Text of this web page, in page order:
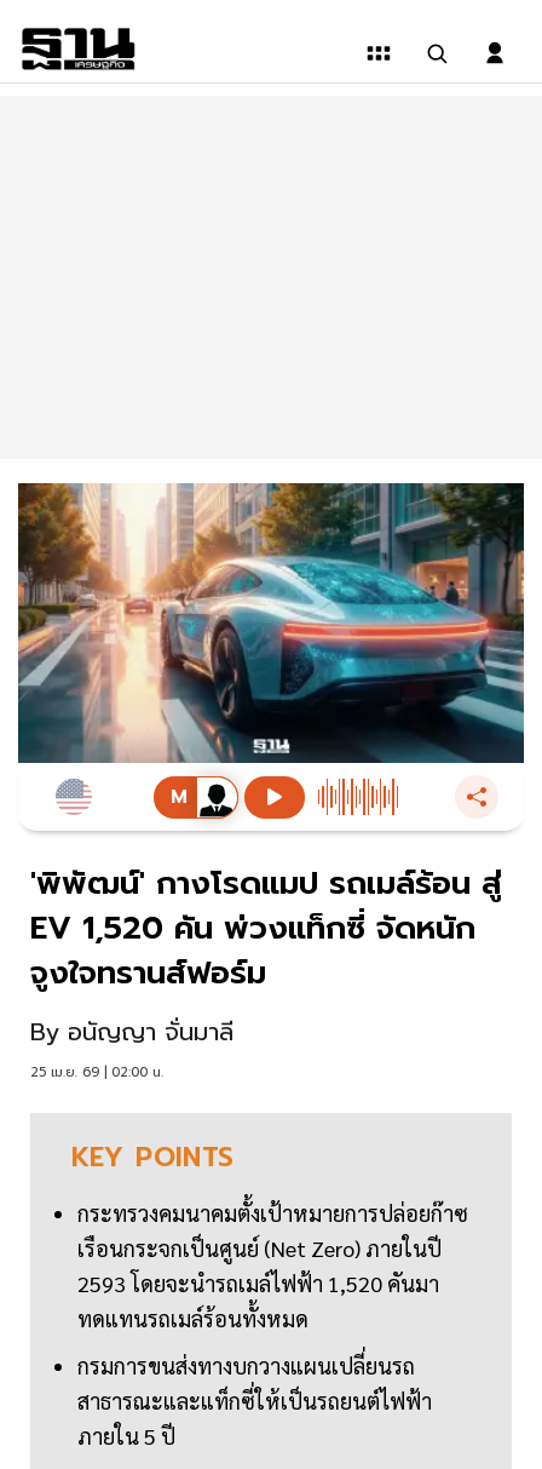
'พิพัฒน์' กางโรดแมป รถเมล์ร้อน สู่
EV 1,520 คัน พ่วงแท็กซี่ จัดหนัก
จูงใจทรานส์ฟอร์ม
By อนัญญา จั่นมาลี
25 เม.ย. 69 | 02:00 น.
KEY POINTS
กระทรวงคมนาคมตั้งเป้าหมายการปล่อยก๊าซ
เรือนกระจกเป็นศูนย์ (Net Zero) ภายในปี
2593 โดยจะนำรถเมล์ไฟฟ้า 1,520 คันมา
ทดแทนรถเมล์ร้อนทั้งหมด
กรมการขนส่งทางบกวางแผนเปลี่ยนรถ
สาธารณะและแท็กซี่ให้เป็นรถยนต์ไฟฟ้า
ภายใน 5 ปี